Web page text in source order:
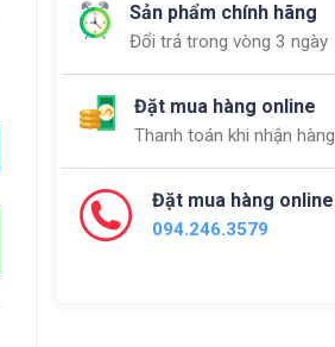
Sản phẩm chính hãng
Đổi trả trong vòng 3 ngày
Đặt mua hàng online
Thanh toán khi nhận hàng
Đặt mua hàng online
094.246.3579